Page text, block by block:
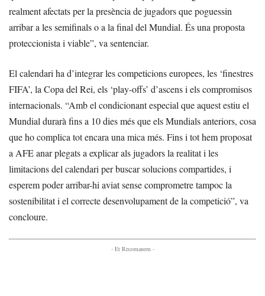
realment afectats per la presència de jugadors que poguessin
arribar a les semifinals o a la final del Mundial. És una proposta
proteccionista i viable”, va sentenciar.
El calendari ha d’integrar les competicions europees, les ‘finestres
FIFA’, la Copa del Rei, els ‘play-offs’ d’ascens i els compromisos
internacionals. “Amb el condicionant especial que aquest estiu el
Mundial durarà fins a 10 dies més que els Mundials anteriors, cosa
que ho complica tot encara una mica més. Fins i tot hem proposat
a AFE anar plegats a explicar als jugadors la realitat i les
limitacions del calendari per buscar solucions compartides, i
esperem poder arribar-hi aviat sense comprometre tampoc la
sostenibilitat i el correcte desenvolupament de la competició”, va
concloure.
- Et Recomanem -